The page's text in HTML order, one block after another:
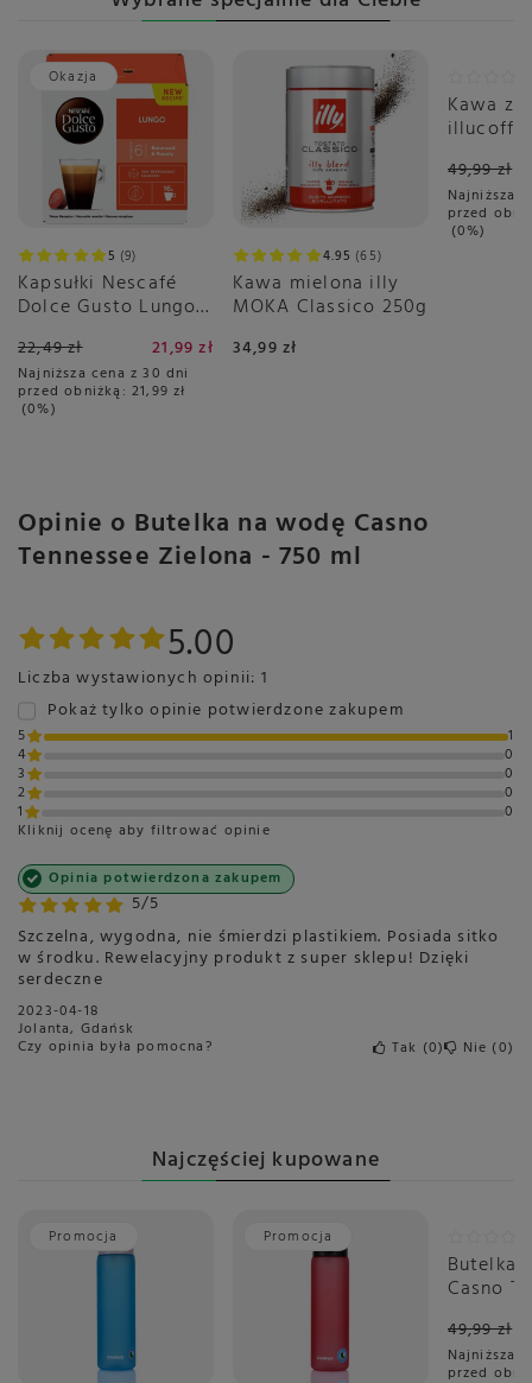
Okazja
5 9
Kapsułki Nescafé
Dolce Gusto Lungo
22,49 zł 21,99 zł
Najniższa cena z 30 dni
przed obniżką: 21,99 zł
0%
4.95 65
Kawa mielona illy
MOKA Classico 250g
34,99 zł
Kawa
po łące
49,99 zł
Najniższa
przed
0%
Opinie o Butelka na wodę Casno
Tennessee Zielona - 750 ml
5.00
Liczba wystawionych opinii: 1
Pokaż tylko opinie potwierdzone zakupem
5
1
4
0
3
0
2
0
1
0
Kliknij ocenę aby filtrować opinie
5/5
Opinia potwierdzona zakupem
Szczelna, wygodna, nie śmierdzi plastikiem. Posiada sitko
w środku. Rewelacyjny produkt z super sklepu! Dzięki
serdeczne
2023-04-18
Jolanta, Gdańsk
Czy opinia była pomocna? Tak 0 Nie 0
Najczęściej kupowane
Promocja Promocja
Butelka
Casno
49,99 zł
Najniższa
przed